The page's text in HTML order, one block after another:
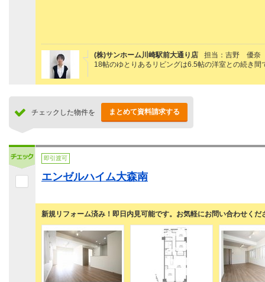
(株)サンホーム川崎駅前大通り店
担当：吉野 優奈
18帖のゆとりあるリビングは6.5帖の洋室との続き
チェックした物件を まとめて資料請求する
即引渡可
エンゼルハイム大森南
新規リフォーム済み！即日内見可能です。お気軽にお問い合わせくだ